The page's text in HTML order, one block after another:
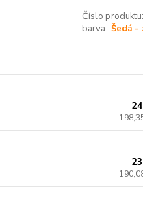
Číslo produktu:
barva: Šedá -